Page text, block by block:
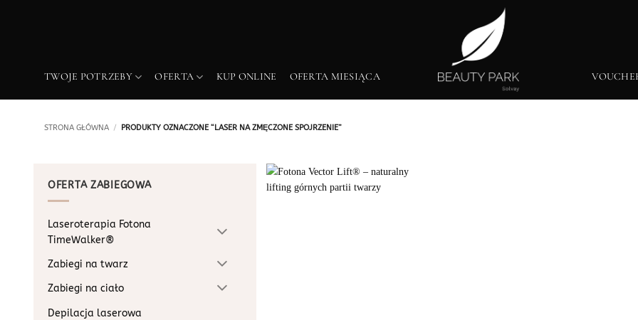
TWOJE POTRZEBY OFERTA KUP ONLINE OFERTA MIESIĄCA
STRONA GŁÓWNA / PRODUKTY OZNACZONE “LASER NA ZMĘCZONE SPOJRZENIE”
OFERTA ZABIEGOWA
Laseroterapia Fotona
TimeWalker®
Zabiegi na twarz
Zabiegi na ciało
Depilacja laserowa